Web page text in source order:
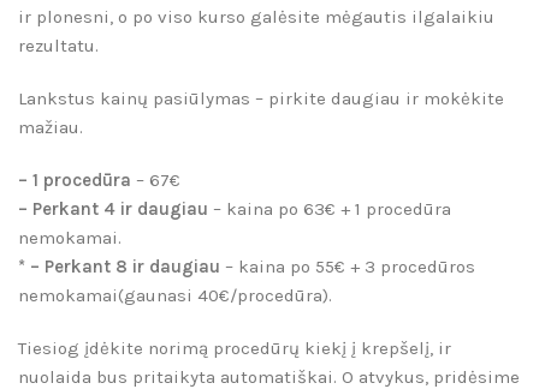
ir plonesni, o po viso kurso galėsite mėgautis ilgalaikiu
rezultatu.
Lankstus kainų pasiūlymas – pirkite daugiau ir mokėkite
mažiau.
– 1 procedūra – 67€
– Perkant 4 ir daugiau – kaina po 63€ + 1 procedūra
nemokamai.
* – Perkant 8 ir daugiau – kaina po 55€ + 3 procedūros
nemokamai(gaunasi 40€/procedūra).
Tiesiog įdėkite norimą procedūrų kiekį į krepšelį, ir
nuolaida bus pritaikyta automatiškai. O atvykus, pridėsime